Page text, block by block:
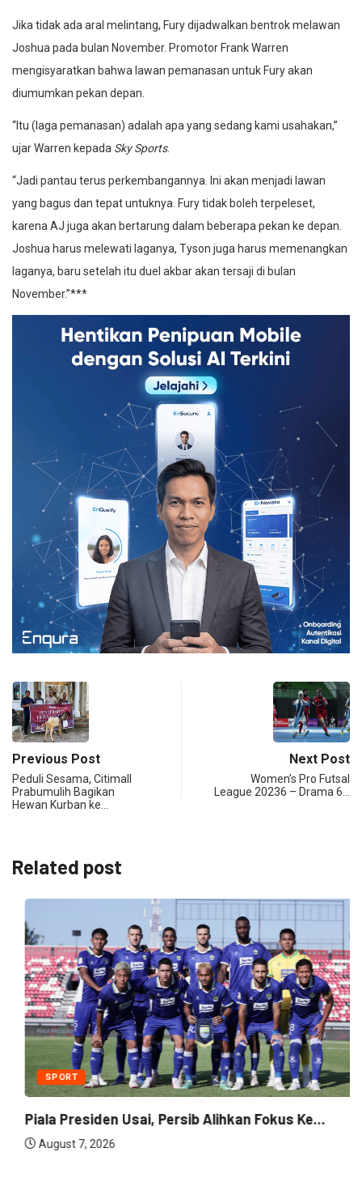
Jika tidak ada aral melintang, Fury dijadwalkan bentrok melawan
Joshua pada bulan November. Promotor Frank Warren
mengisyaratkan bahwa lawan pemanasan untuk Fury akan
diumumkan pekan depan.
“Itu (laga pemanasan) adalah apa yang sedang kami usahakan,”
ujar Warren kepada Sky Sports.
“Jadi pantau terus perkembangannya. Ini akan menjadi lawan
yang bagus dan tepat untuknya. Fury tidak boleh terpeleset,
karena AJ juga akan bertarung dalam beberapa pekan ke depan.
Joshua harus melewati laganya, Tyson juga harus memenangkan
laganya, baru setelah itu duel akbar akan tersaji di bulan
November.”***
Previous Post
Peduli Sesama, Citimall
Prabumulih Bagikan
Hewan Kurban ke…
Next Post
Women’s Pro Futsal
League 20236 – Drama 6…
Related post
SPORT
Piala Presiden Usai, Persib Alihkan Fokus Ke...
August 7, 2026